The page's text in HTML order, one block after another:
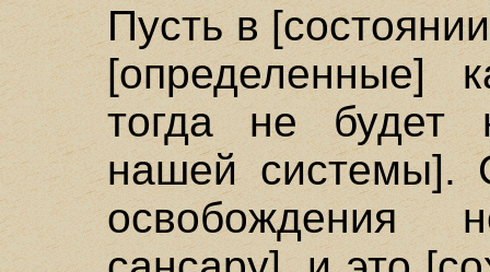
Пусть в
[определенные]
тогда не будет
нашей системы].
освобождения